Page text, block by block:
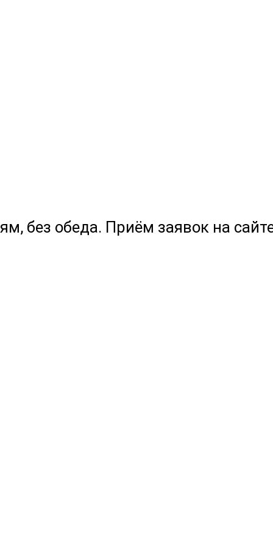
без обеда. Приём заявок на